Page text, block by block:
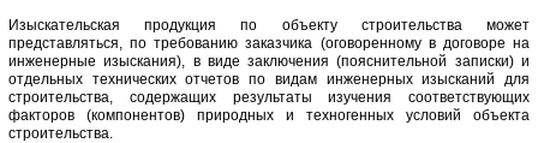
Изыскательская продукция по объекту строительства может
представляться, по требованию заказчика (оговоренному в договоре на
инженерные изыскания), в виде заключения (пояснительной записки) и
отдельных технических отчетов по видам инженерных изысканий для
строительства, содержащих результаты изучения соответствующих
факторов (компонентов) природных и техногенных условий объекта
строительства.